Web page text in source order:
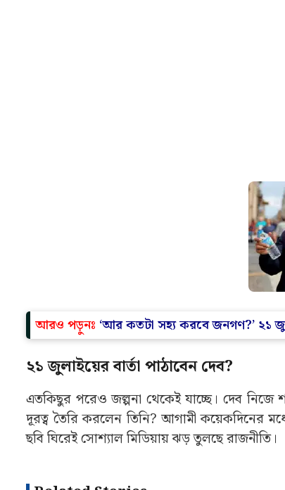
আরও পড়ুনঃ ‘আর কতটা সহ্য করবে জনগণ?’ ২১
২১ জুলাইয়ের বার্তা পাঠাবেন দেব?
এতকিছুর পরেও জল্পনা থেকেই যাচ্ছে। দেব নিজে
দূরত্ব তৈরি করলেন তিনি? আগামী কয়েকদিনের
ছবি ঘিরেই সোশ্যাল মিডিয়ায় ঝড় তুলছে রাজনীতি।